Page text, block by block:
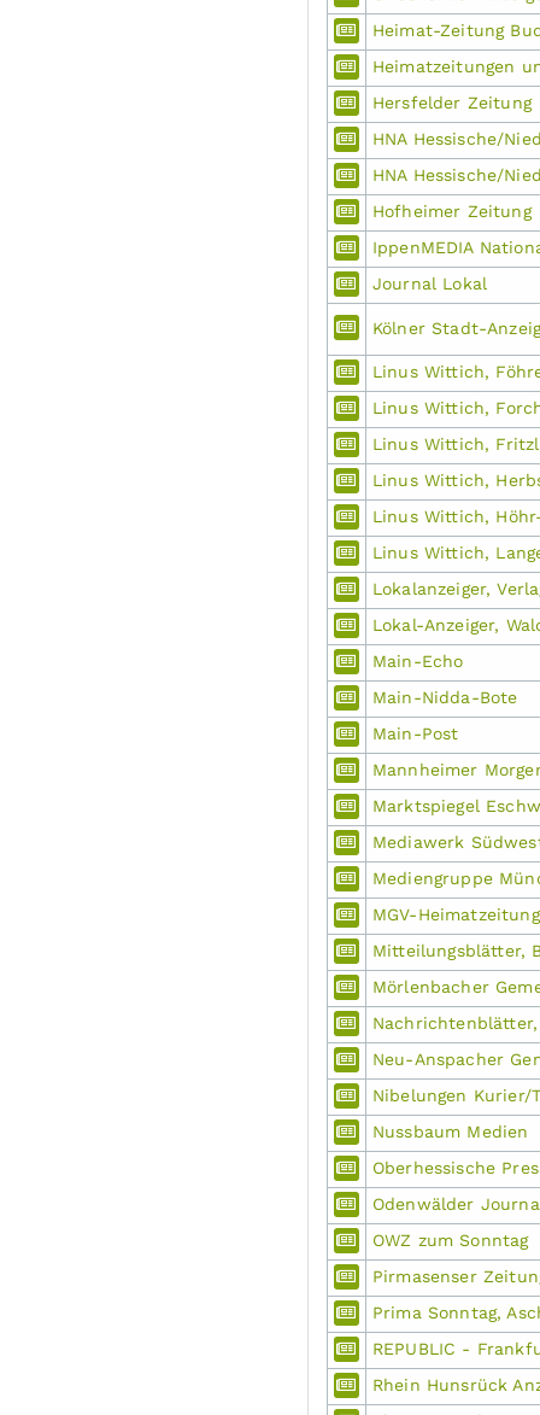
Heimat-Zeitung
Heimatzeitungen
Hersfelder Zeitung
HNA Hessische/
HNA Hessische/
Hofheimer Zeitung
IppenMEDIA
Journal Lokal
Kölner Stadt-
Linus Wittich,
Linus Wittich,
Linus Wittich,
Linus Wittich,
Linus Wittich,
Linus Wittich,
Lokalanzeiger,
Lokal-Anzeiger,
Main-Echo
Main-Nidda-Bote
Main-Post
Mannheimer
Marktspiegel
Mediawerk
Mediengruppe
MGV-
Mitteilungsblätter,
Mörlenbacher
Neu-Anspacher
Nibelungen Kurier/
Nussbaum Medien
Oberhessische
Odenwälder
OWZ zum Sonntag
Pirmasenser
Prima Sonntag,
REPUBLIC -
Rhein Hunsrück